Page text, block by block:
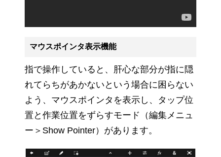
マウスポインタ表示機能
指で操作していると、肝心な部分が指に隠
れてらちがあかないという場合に困らない
よう、マウスポインタを表示し、タップ位
置と作業位置をずらすモード（編集メニュ
ー＞Show Pointer）があります。